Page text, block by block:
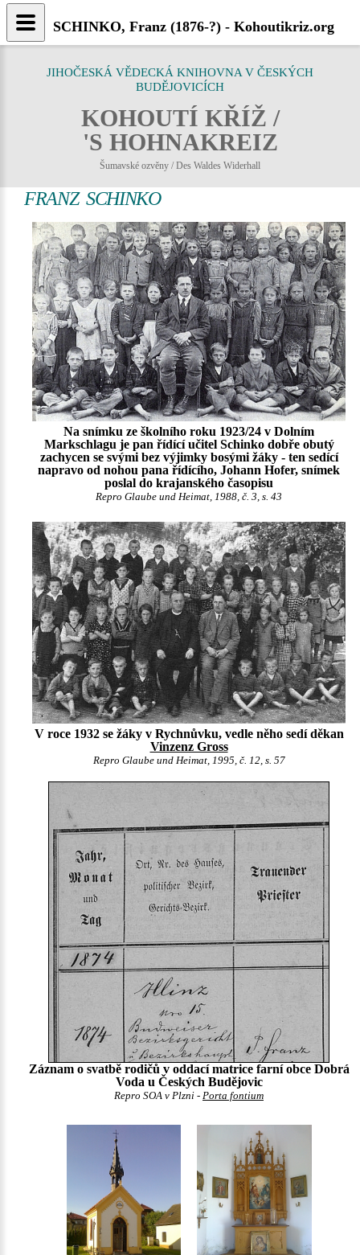
JIHOČESKÁ VĚDECKÁ KNIHOVNA V ČESKÝCH
BUDĚJOVICÍCH
KOHOUTÍ KŘÍŽ /
'S HOHNAKREIZ
Šumavské ozvěny / Des Waldes Widerhall
FRANZ SCHINKO
Na snímku ze školního roku 1923/24 v Dolním
Markschlagu je pan řídící učitel Schinko dobře obutý
zachycen se svými bez výjimky bosými žáky - ten sedící
napravo od nohou pana řídícího, Johann Hofer, snímek
poslal do krajanského časopisu
Repro Glaube und Heimat, 1988, č. 3, s. 43
V roce 1932 se žáky v Rychnůvku, vedle něho sedí děkan
Vinzenz Gross
Repro Glaube und Heimat, 1995, č. 12, s. 57
Záznam o svatbě rodičů v oddací matrice farní obce Dobrá
Voda u Českých Budějovic
Repro SOA v Plzni - Porta fontium
SCHINKO, Franz (1876-?) - Kohoutikriz.org